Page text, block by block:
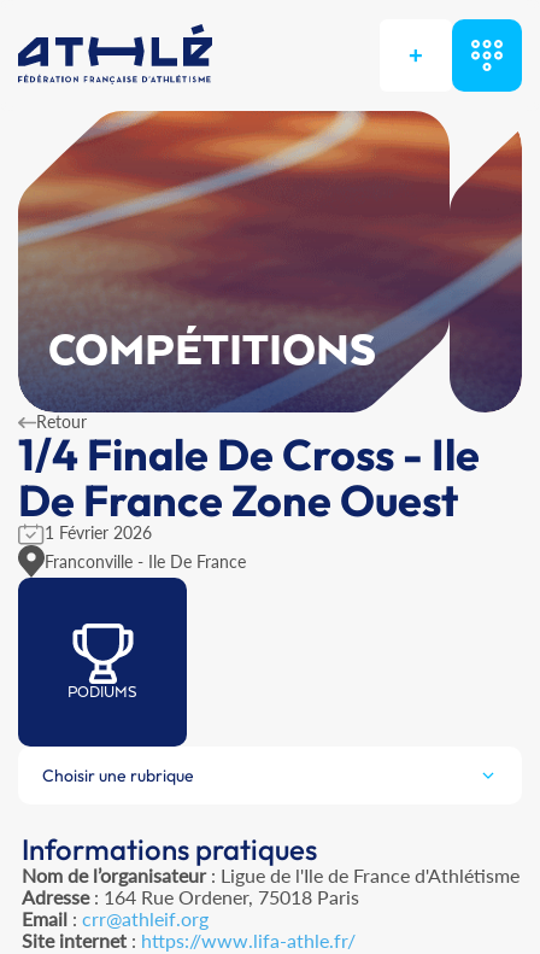
+
COMPÉTITIONS
Retour
1/4 Finale De Cross - Ile
De France Zone Ouest
1 Février 2026
Franconville - Ile De France
PODIUMS
Choisir une rubrique
Informations pratiques
Nom de l’organisateur: Ligue de l'Ile de France d'Athlétisme
Adresse: 164 Rue Ordener, 75018 Paris
Email: crr@athleif.org
Site internet: https://www.lifa-athle.fr/